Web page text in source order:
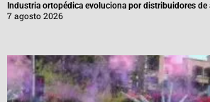
Industria ortopédica evoluciona por distribuidores de
7 agosto 2026